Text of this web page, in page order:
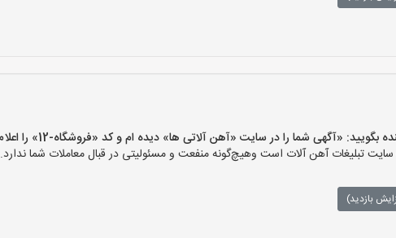
«آگهی شما را در سایت «آهن آلاتی ها» دیده ام و کد «فروشگاه-12» را اعلام کنید»
تبلیغات آهن آلات است وهیچ‌گونه منفعت و مسئولیتی در قبال معاملات شما ندارد.
بازدید)